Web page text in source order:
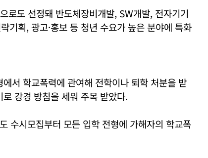
로도 선정돼 반도체장비개발, SW개발, 전자기기
기획, 광고·홍보 등 청년 수요가 높은 분야에 특화
서 학교폭력에 관여해 전학이나 퇴학 처분을 받
강경 방침을 세워 주목 받았다.
수시모집부터 모든 입학 전형에 가해자의 학교폭